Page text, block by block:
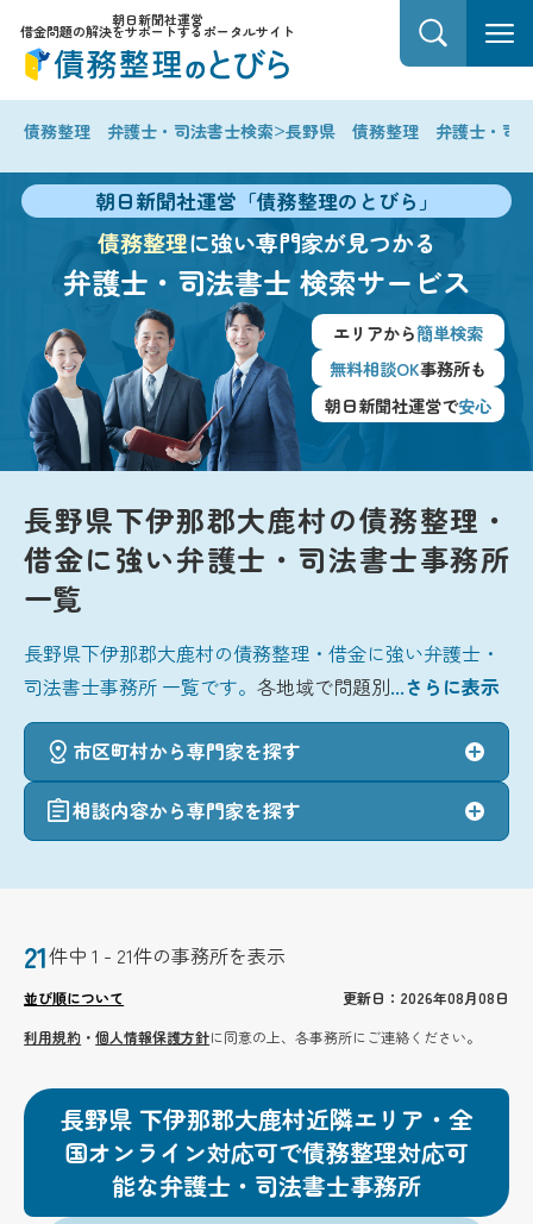
朝日新聞社運営
借金問題の解決をサポートするポータルサイト
債務整理 弁護士・司法書士検索>長野県 債務整理 弁護士・司
朝日新聞社運営「債務整理のとびら」
債務整理に強い専門家が見つかる
弁護士・司法書士 検索サービス
エリアから簡単検索
無料相談OK事務所も
朝日新聞社運営で安心
長野県下伊那郡大鹿村の債務整理・
借金に強い弁護士・司法書士事務所
一覧
長野県下伊那郡大鹿村の債務整理・借金に強い弁護士・
司法書士事務所 一覧です。各地域で問題別...さらに表示
市区町村から専門家を探す
相談内容から専門家を探す
21件中 1 - 21件の事務所を表示
並び順について
更新日：2026年08月08日
利用規約 ・個人情報保護方針に同意の上、各事務所にご連絡ください。
長野県 下伊那郡大鹿村近隣エリア・全
国オンライン対応可で債務整理対応可
能な弁護士・司法書士事務所